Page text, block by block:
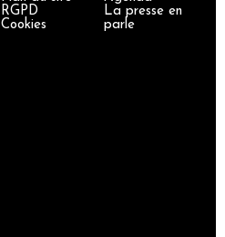
RGPD
Cookies
La presse en
parle